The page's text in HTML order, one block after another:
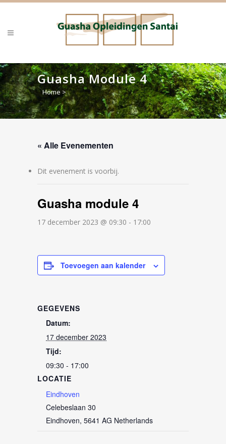
Guasha Module 4
Home >
« Alle Evenementen
Dit evenement is voorbij.
Guasha module 4
17 december 2023 @ 09:30 - 17:00
Toevoegen aan kalender
GEGEVENS
Datum:
17 december 2023
Tijd:
09:30 - 17:00
LOCATIE
Eindhoven
Celebeslaan 30
Eindhoven, 5641 AG Netherlands